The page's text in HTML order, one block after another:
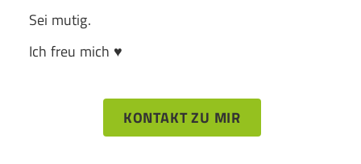
Sei mutig.
Ich freu mich ♥
KONTAKT ZU MIR